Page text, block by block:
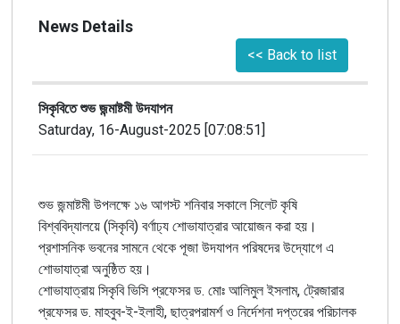
News Details
<< Back to list
সিকৃবিতে শুভ জন্মাষ্টমী উদযাপন
Saturday, 16-August-2025 [07:08:51]
শুভ জন্মাষ্টমী উপলক্ষে ১৬ আগস্ট শনিবার সকালে সিলেট কৃষি
বিশ্ববিদ্যালয়ে (সিকৃবি) বর্ণাঢ্য শোভাযাত্রার আয়োজন করা হয়।
প্রশাসনিক ভবনের সামনে থেকে পূজা উদযাপন পরিষদের উদ্যোগে এ
শোভাযাত্রা অনুষ্ঠিত হয়।
শোভাযাত্রায় সিকৃবি ভিসি প্রফেসর ড. মোঃ আলিমুল ইসলাম, ট্রেজারার
প্রফেসর ড. মাহবুব-ই-ইলাহী, ছাত্রপরামর্শ ও নির্দেশনা দপ্তরের পরিচালক